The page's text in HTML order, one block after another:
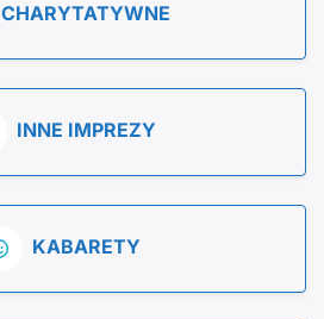
CHARYTATYWNE
INNE IMPREZY
KABARETY